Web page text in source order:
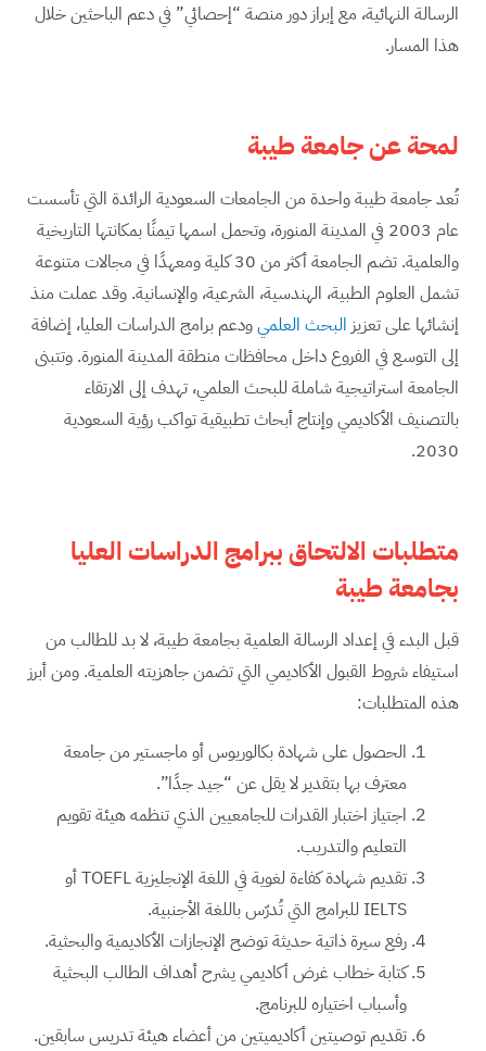
الرسالة النهائية، مع إبراز دور منصة “إحصائي” في دعم الباحثين خلال
هذا المسار.
لمحة عن جامعة طيبة
تُعد جامعة طيبة واحدة من الجامعات السعودية الرائدة التي تأسست
عام 2003 في المدينة المنورة، وتحمل اسمها تيمنًا بمكانتها التاريخية
والعلمية. تضم الجامعة أكثر من 30 كلية ومعهدًا في مجالات متنوعة
تشمل العلوم الطبية، الهندسية، الشرعية، والإنسانية. وقد عملت منذ
إنشائها على تعزيز البحث العلميودعم برامج الدراسات العليا، إضافة
إلى التوسع في الفروع داخل محافظات منطقة المدينة المنورة. وتتبنى
الجامعة استراتيجية شاملة للبحث العلمي، تهدف إلى الارتقاء
بالتصنيف الأكاديمي وإنتاج أبحاث تطبيقية تواكب رؤية السعودية
2030.
متطلبات الالتحاق ببرامج الدراسات العليا
بجامعة طيبة
قبل البدء في إعداد الرسالة العلمية بجامعة طيبة، لا بد للطالب من
استيفاء شروط القبول الأكاديمي التي تضمن جاهزيته العلمية. ومن أبرز
هذه المتطلبات:
الحصول على شهادة بكالوريوس أو ماجستير من جامعة
معترف بها بتقدير لا يقل عن “جيد جدًا”.
اجتياز اختبار القدرات للجامعيين الذي تنظمه هيئة تقويم
التعليم والتدريب.
تقديم شهادة كفاءة لغوية في اللغة الإنجليزية TOEFL أو
IELTS للبرامج التي تُدرّس باللغة الأجنبية.
رفع سيرة ذاتية حديثة توضح الإنجازات الأكاديمية والبحثية.
كتابة خطاب غرض أكاديمي يشرح أهداف الطالب البحثية
وأسباب اختياره للبرنامج.
تقديم توصيتين أكاديميتين من أعضاء هيئة تدريس سابقين.